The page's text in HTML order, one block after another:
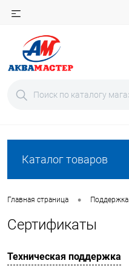
Каталог товаров
Главная страница • Поддержка
Сертификаты
Техническая поддержка